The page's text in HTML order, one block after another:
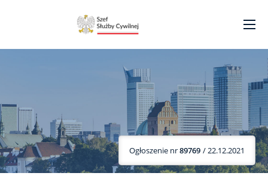
Ogłoszenie nr89769 / 22.12.2021